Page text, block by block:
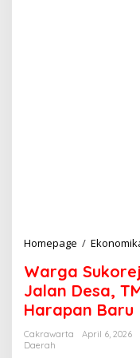
Homepage /
Warga
Jalan Desa,
Harapan Baru
Cakrawarta
April 6, 2026
Daerah